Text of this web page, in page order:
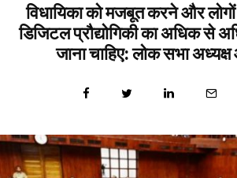
विधायिका को मजबूत करने और
डिजिटल प्रौद्योगिकी का अधिक से
जाना चाहिए: लोक सभा